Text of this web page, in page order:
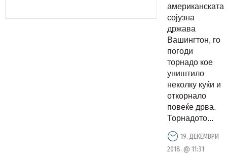
американската
сојузна
држава
Вашингтон, го
погоди
торнадо кое
уништило
неколку куќи и
откорнало
повеќе дрва.
Торнадото...
19. ДЕКЕМВРИ
2018. @ 11:31